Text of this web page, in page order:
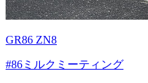
GR86 ZN8
#86ミルクミーティング